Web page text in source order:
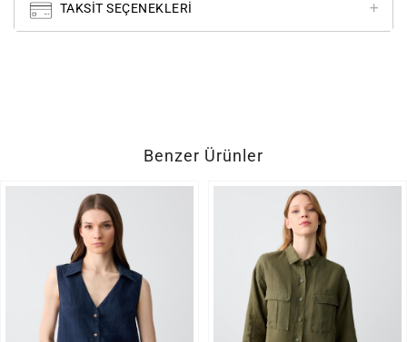
TAKSIT SEÇENEKLERI
Benzer Ürünler